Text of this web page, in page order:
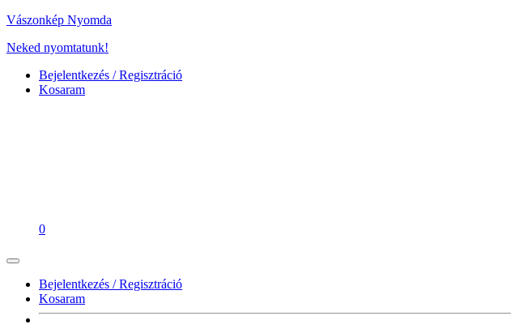
Vászonkép Nyomda
Neked nyomtatunk!
Bejelentkezés / Regisztráció
Kosaram
0
Bejelentkezés / Regisztráció
Kosaram